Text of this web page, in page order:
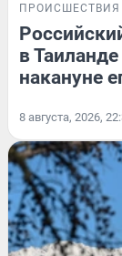
ПРОИСШЕСТВИЯ
в
накануне
8 августа, 2026,